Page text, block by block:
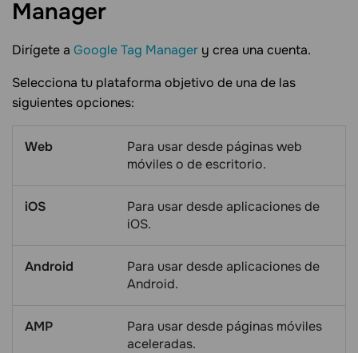
Manager
Dirígete a Google Tag Manager y crea una cuenta.
Selecciona tu plataforma objetivo de una de las
siguientes opciones:
Web
Para usar desde páginas web
móviles o de escritorio.
iOS
Para usar desde aplicaciones de
iOS.
Android
Para usar desde aplicaciones de
Android.
AMP
Para usar desde páginas móviles
aceleradas.